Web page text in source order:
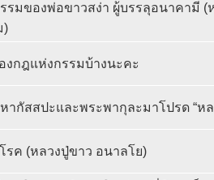
รมของพ่อขาวสง่า ผู้บรรลุอนาคามี (
)
องกฎแห่งกรรมบ้างนะคะ
ากัสสปะและพระพากุละมาโปรด “ห
รค (หลวงปู่ขาว อนาลโย)